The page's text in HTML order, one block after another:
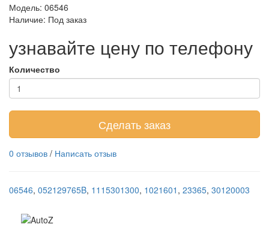
Модель: 06546
Наличие: Под заказ
узнавайте цену по телефону
Количество
Сделать заказ
0 отзывов / Написать отзыв
06546, 052129765B, 1115301300, 1021601 , 23365, 30120003